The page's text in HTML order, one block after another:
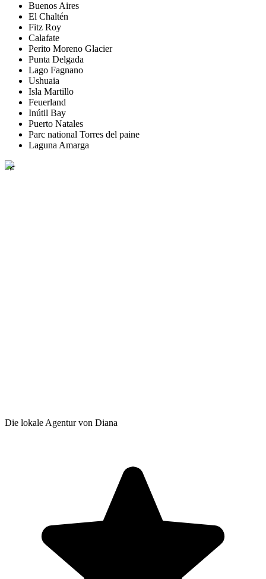
Buenos Aires
El Chaltén
Fitz Roy
Calafate
Perito Moreno Glacier
Punta Delgada
Lago Fagnano
Ushuaia
Isla Martillo
Feuerland
Inútil Bay
Puerto Natales
Parc national Torres del paine
Laguna Amarga
Die lokale Agentur von Diana